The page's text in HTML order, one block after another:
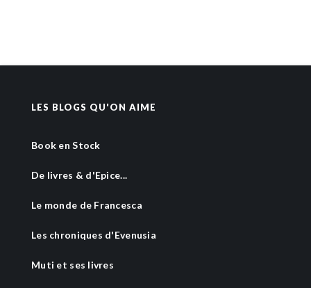
LES BLOGS QU'ON AIME
Book en Stock
De livres & d'Epice...
Le monde de Francesca
Les chroniques d'Evenusia
Muti et ses livres